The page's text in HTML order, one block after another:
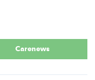
Carenews